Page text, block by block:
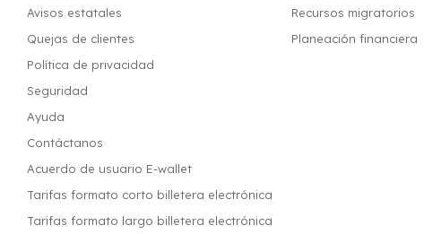
Avisos estatales
Quejas de clientes
Política de privacidad
Seguridad
Ayuda
Contáctanos
Acuerdo de usuario E-wallet
Tarifas formato corto billetera electrónica
Tarifas formato largo billetera electrónica
Recursos migratorios
Planeación financiera